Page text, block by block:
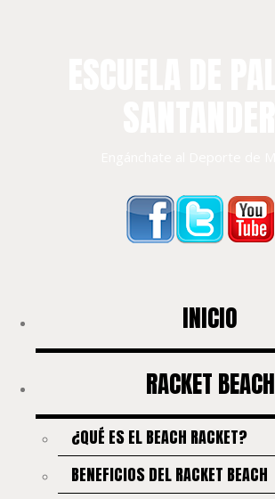
INICIO
RACKET BEACH
¿QUÉ ES EL BEACH RACKET?
BENEFICIOS DEL RACKET BEACH